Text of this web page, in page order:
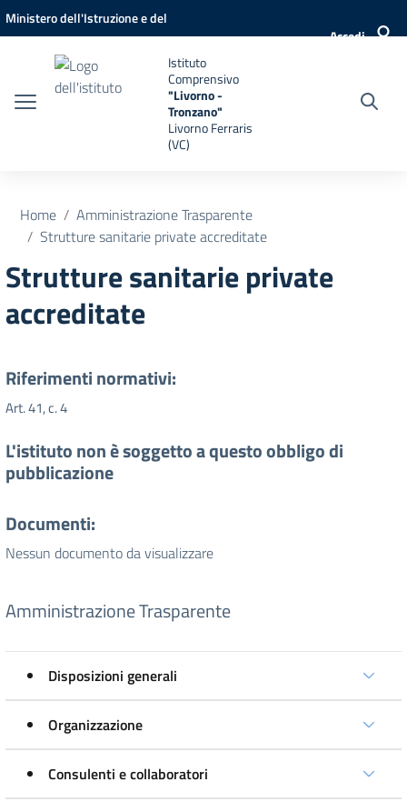
Vai ai contenuti
Vai al menu di navigazione
Vai al footer
Ministero dell'Istruzione e del
Accedi
Istituto
Comprensivo
"Livorno -
Tronzano"
Livorno Ferraris
(VC)
Home
Amministrazione Trasparente
Strutture sanitarie private accreditate
Strutture sanitarie private
accreditate
Riferimenti normativi:
Art. 41, c. 4
L'istituto non è soggetto a questo obbligo di
pubblicazione
Documenti:
Nessun documento da visualizzare
Amministrazione Trasparente
Disposizioni generali
Organizzazione
Consulenti e collaboratori